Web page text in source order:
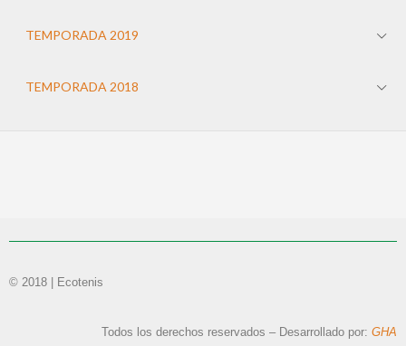
TEMPORADA 2019
TEMPORADA 2018
© 2018 | Ecotenis
Todos los derechos reservados – Desarrollado por: GHA